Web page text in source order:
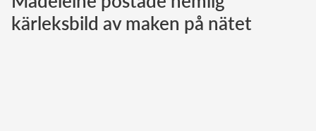
Norska kungahuset
kärleksbild av maken på nätet